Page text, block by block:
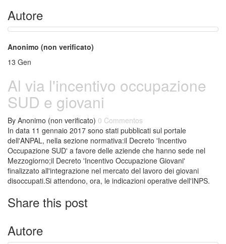
Autore
Anonimo (non verificato)
13 Gen
Al via l'incentivo occupazione
SUD e giovani
By Anonimo (non verificato) 0 Commentos
In data 11 gennaio 2017 sono stati pubblicati sul portale
dell'ANPAL, nella sezione normativa:il Decreto 'Incentivo
Occupazione SUD' a favore delle aziende che hanno sede nel
Mezzogiorno;il Decreto 'Incentivo Occupazione Giovani'
finalizzato all'integrazione nel mercato del lavoro dei giovani
disoccupati.Si attendono, ora, le indicazioni operative dell'INPS.
Share this post
Autore